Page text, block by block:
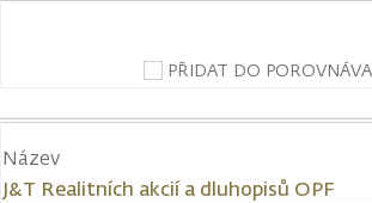
PŘIDAT DO
Název
J&T Realitních akcií a dluhopisů OPF